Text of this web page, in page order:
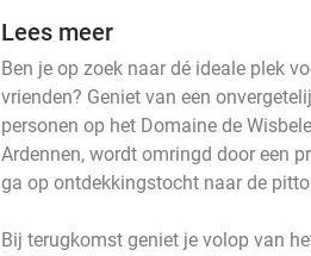
Lees meer
Ben je op zoek naar dé ideale plek
vrienden? Geniet van een
personen op het Domaine de
Ardennen, wordt omringd door een
ga op ontdekkingstocht naar de
Bij terugkomst geniet je volop van